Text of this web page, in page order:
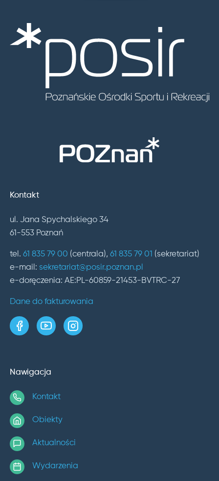
Kontakt
ul. Jana Spychalskiego 34
61-553 Poznań
tel. 61 835 79 00 (centrala), 61 835 79 01 (sekretariat)
e-mail: sekretariat@posir.poznan.pl
e-doręczenia: AE:PL-60859-21453-BVTRC-27
Dane do fakturowania
strona w serwisie Facebook
kanał w serwisie YouTube
profil w serwisie Instagram
Nawigacja
Kontakt
Obiekty
Aktualności
Wydarzenia